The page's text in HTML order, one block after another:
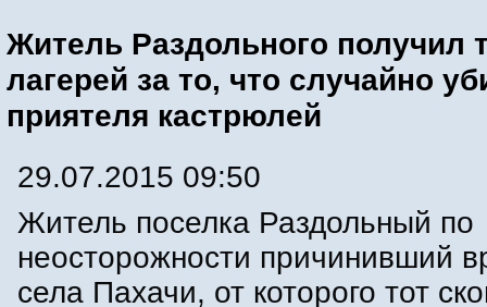
Житель Раздольного получил
лагерей за то, что случайно
приятеля кастрюлей
29.07.2015 09:50
Житель поселка Раздольный по
неосторожности причинивший
села Пахачи, от которого тот